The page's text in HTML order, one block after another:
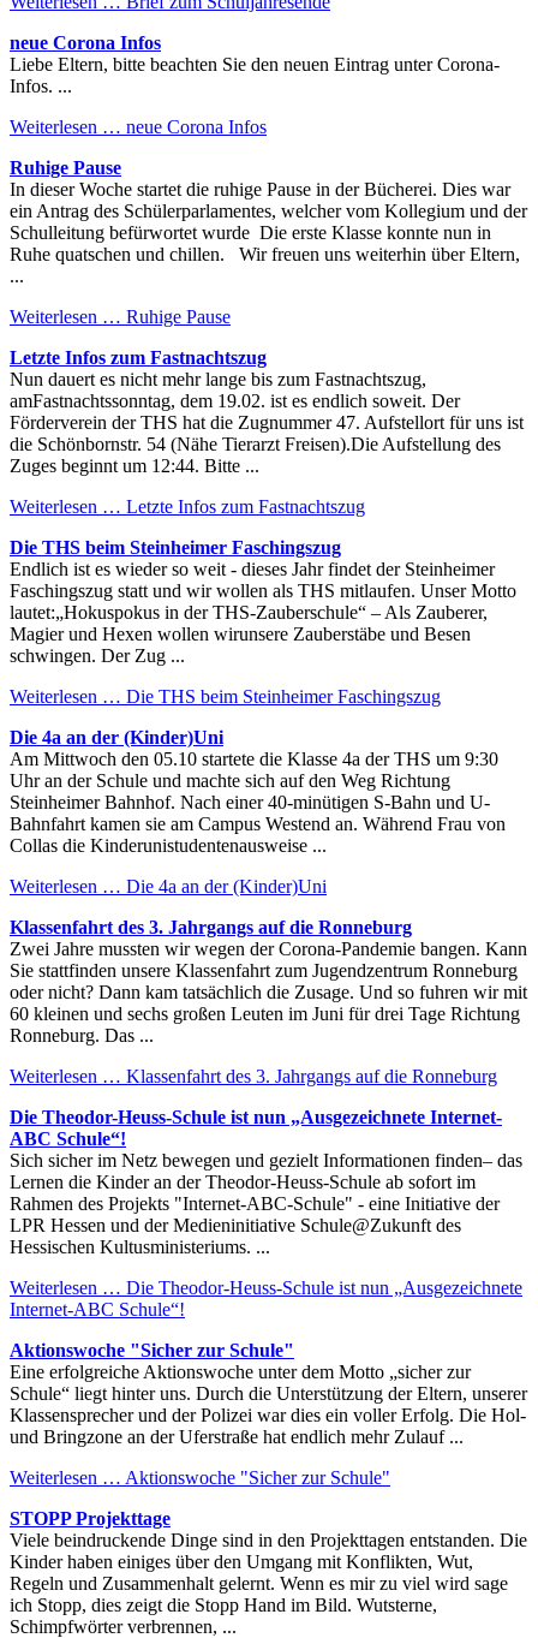
neue Corona Infos
Liebe Eltern, bitte beachten Sie den neuen Eintrag unter Corona-
Infos. ...
Weiterlesen … neue Corona Infos
Ruhige Pause
In dieser Woche startet die ruhige Pause in der Bücherei. Dies war
ein Antrag des Schülerparlamentes, welcher vom Kollegium und der
Schulleitung befürwortet wurde Die erste Klasse konnte nun in
Ruhe quatschen und chillen. Wir freuen uns weiterhin über Eltern,
...
Weiterlesen … Ruhige Pause
Letzte Infos zum Fastnachtszug
Nun dauert es nicht mehr lange bis zum Fastnachtszug,
amFastnachtssonntag, dem 19.02. ist es endlich soweit. Der
Förderverein der THS hat die Zugnummer 47. Aufstellort für uns ist
die Schönbornstr. 54 (Nähe Tierarzt Freisen).Die Aufstellung des
Zuges beginnt um 12:44. Bitte ...
Weiterlesen … Letzte Infos zum Fastnachtszug
Die THS beim Steinheimer Faschingszug
Endlich ist es wieder so weit - dieses Jahr findet der Steinheimer
Faschingszug statt und wir wollen als THS mitlaufen. Unser Motto
lautet:„Hokuspokus in der THS-Zauberschule“ – Als Zauberer,
Magier und Hexen wollen wirunsere Zauberstäbe und Besen
schwingen. Der Zug ...
Weiterlesen … Die THS beim Steinheimer Faschingszug
Die 4a an der (Kinder)Uni
Am Mittwoch den 05.10 startete die Klasse 4a der THS um 9:30
Uhr an der Schule und machte sich auf den Weg Richtung
Steinheimer Bahnhof. Nach einer 40-minütigen S-Bahn und U-
Bahnfahrt kamen sie am Campus Westend an. Während Frau von
Collas die Kinderunistudentenausweise ...
Weiterlesen … Die 4a an der (Kinder)Uni
Klassenfahrt des 3. Jahrgangs auf die Ronneburg
Zwei Jahre mussten wir wegen der Corona-Pandemie bangen. Kann
Sie stattfinden unsere Klassenfahrt zum Jugendzentrum Ronneburg
oder nicht? Dann kam tatsächlich die Zusage. Und so fuhren wir mit
60 kleinen und sechs großen Leuten im Juni für drei Tage Richtung
Ronneburg. Das ...
Weiterlesen … Klassenfahrt des 3. Jahrgangs auf die Ronneburg
Die Theodor-Heuss-Schule ist nun „Ausgezeichnete Internet-
ABC Schule“!
Sich sicher im Netz bewegen und gezielt Informationen finden– das
Lernen die Kinder an der Theodor-Heuss-Schule ab sofort im
Rahmen des Projekts "Internet-ABC-Schule" - eine Initiative der
LPR Hessen und der Medieninitiative Schule@Zukunft des
Hessischen Kultusministeriums. ...
Weiterlesen … Die Theodor-Heuss-Schule ist nun „Ausgezeichnete
Internet-ABC Schule“!
Aktionswoche "Sicher zur Schule"
Eine erfolgreiche Aktionswoche unter dem Motto „sicher zur
Schule“ liegt hinter uns. Durch die Unterstützung der Eltern, unserer
Klassensprecher und der Polizei war dies ein voller Erfolg. Die Hol-
und Bringzone an der Uferstraße hat endlich mehr Zulauf ...
Weiterlesen … Aktionswoche "Sicher zur Schule"
STOPP Projekttage
Viele beindruckende Dinge sind in den Projekttagen entstanden. Die
Kinder haben einiges über den Umgang mit Konflikten, Wut,
Regeln und Zusammenhalt gelernt. Wenn es mir zu viel wird sage
ich Stopp, dies zeigt die Stopp Hand im Bild. Wutsterne,
Schimpfwörter verbrennen, ...